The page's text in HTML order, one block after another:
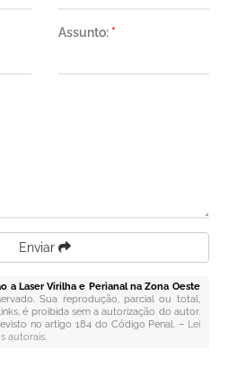
Assunto: *
Enviar
a Laser Virilha e Perianal na Zona Oeste
Sua reprodução, parcial ou total,
é proibida sem a autorização do autor.
no artigo 184 do Código Penal. – Lei
autorais.